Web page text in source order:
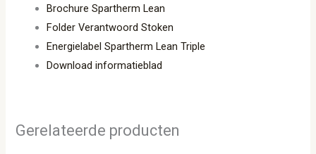
Brochure Spartherm Lean
Folder Verantwoord Stoken
Energielabel Spartherm Lean Triple
Download informatieblad
Gerelateerde producten